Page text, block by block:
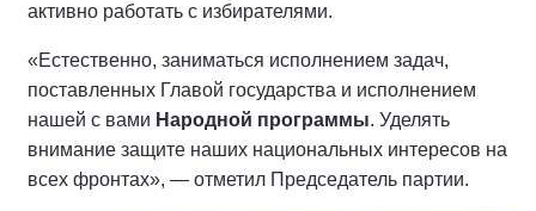
активно работать с избирателями.
«Естественно, заниматься исполнением задач,
поставленных Главой государства и исполнением
нашей с вами Народной программы. Уделять
внимание защите наших национальных интересов на
всех фронтах», — отметил Председатель партии.